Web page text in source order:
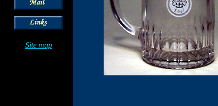
Site map